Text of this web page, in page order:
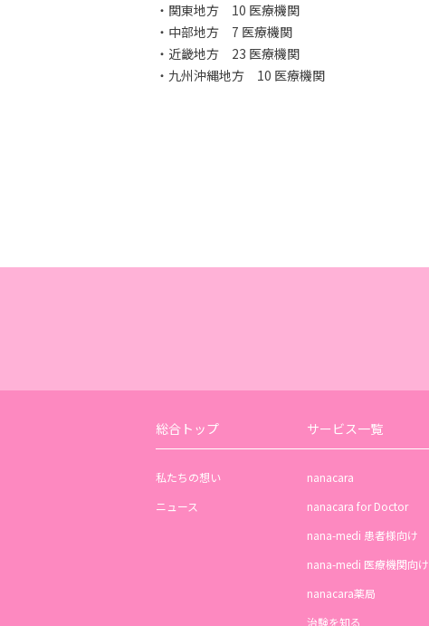
・関東地方 10 医療機関
・中部地方 7 医療機関
・近畿地方 23 医療機関
・九州沖縄地方 10 医療機関
総合トップ
私たちの想い
ニュース
サービス一覧
nanacara
nanacara for Doctor
nana-medi 患者様向け
nana-medi 医療機関向け
nanacara薬局
治験を知る